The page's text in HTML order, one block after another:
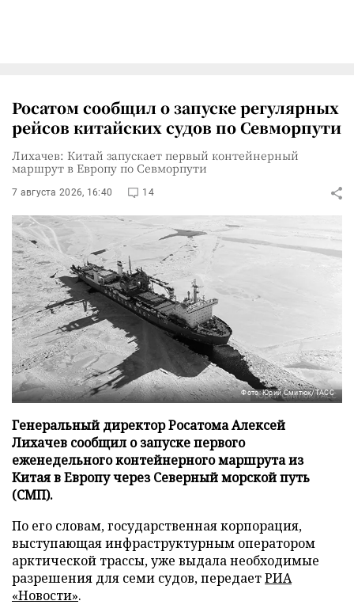
Росатом сообщил о запуске регулярных
рейсов китайских судов по Севморпути
Лихачев: Китай запускает первый контейнерный
маршрут в Европу по Севморпути
7 августа 2026, 16:40 14
Фото: Юрий Смитюк/ТАСС
Генеральный директор Росатома Алексей
Лихачев сообщил о запуске первого
еженедельного контейнерного маршрута из
Китая в Европу через Северный морской путь
(СМП).
По его словам, государственная корпорация,
выступающая инфраструктурным оператором
арктической трассы, уже выдала необходимые
разрешения для семи судов, передаетРИА
«Новости».